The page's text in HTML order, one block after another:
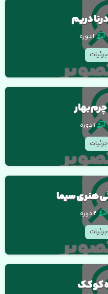
دریم
1دوره
بهار
1دوره
هنری سیما
2دوره
کوکک